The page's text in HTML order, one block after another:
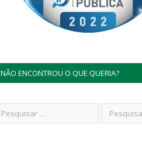
NÃO ENCONTROU O QUE QUERIA?